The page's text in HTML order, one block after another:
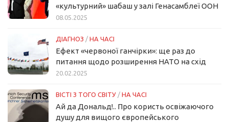
«культурний» шабаш у залі Генасамблеї ООН
08.05.2025
ДІАГНОЗ / НА ЧАСІ
Ефект «червоної ганчірки»: ще раз до
питання щодо розширення НАТО на схід
20.02.2025
ВІСТІ З ТОГО СВІТУ / НА ЧАСІ
Ай да Дональд!.. Про користь освіжаючого
душу для вищого європейського